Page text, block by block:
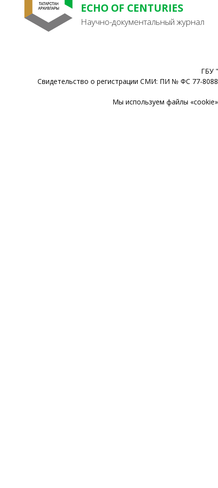
ECHO OF CENTURIES
Научно-документальный журнал
ГБУ
Свидетельство о регистрации СМИ: ПИ № ФС 77-
Мы используем файлы «cookie»